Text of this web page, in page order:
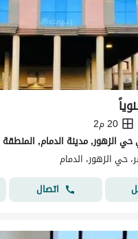
20 م2
الزهور, مدينة الدمام,
حي الزهور، الدمام
اتصال